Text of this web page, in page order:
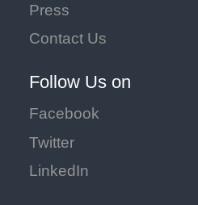
Press
Contact Us
Follow Us on
Facebook
Twitter
LinkedIn